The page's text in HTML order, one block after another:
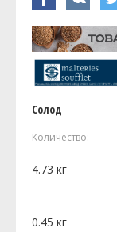
Солод
Количество:
4.73 кг
0.45 кг